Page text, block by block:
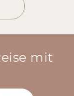
mit